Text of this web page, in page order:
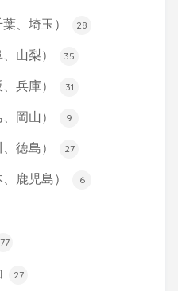
、埼玉） 28
山梨） 35
兵庫） 31
岡山） 9
徳島） 27
鹿児島） 6
27